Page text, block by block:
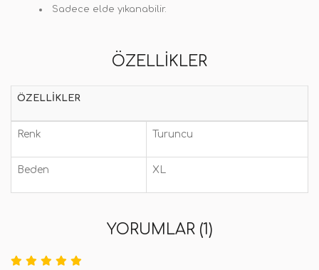
Sadece elde yıkanabilir.
ÖZELLIKLER
ÖZELLIKLER
Renk Turuncu
Beden XL
YORUMLAR (1)